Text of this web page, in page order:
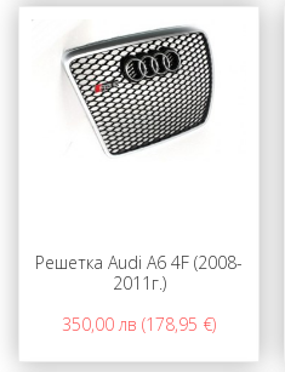
Решетка Audi А6 4F (2008-
2011г.)
350,00 лв (178,95 €)